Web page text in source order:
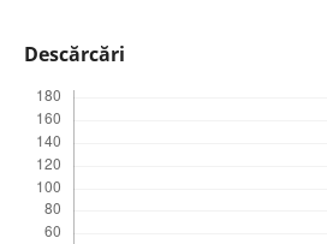
Descărcări